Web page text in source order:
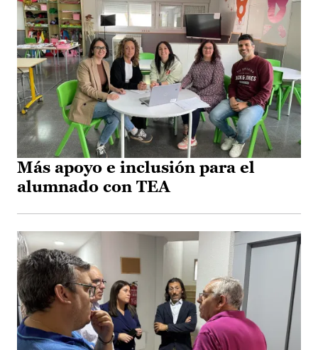
Más apoyo e inclusión para el
alumnado con TEA